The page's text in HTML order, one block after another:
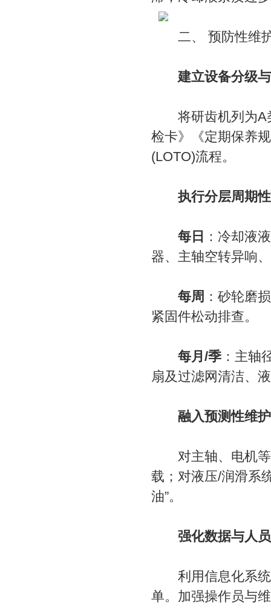
二、 预防性维护
建立设备分级
将研齿机列为A类
检卡》《定期保养
(LOTO)流程。
执行分层周期
每日 ：冷却液
器、主轴空转异响
每周 ：砂轮磨
紧固件松动排查。
每月/季 ：主轴
扇及过滤网清洁、
融入预测性维
对主轴、电机等
载；对液压/润滑系
油”。
强化数据与人
利用信息化系统(
单。加强操作员与